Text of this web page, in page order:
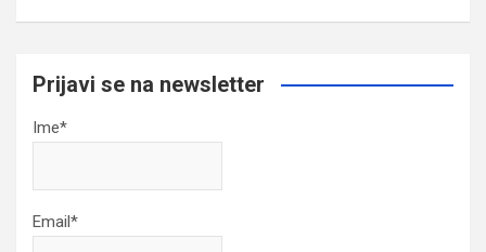
Prijavi se na newsletter
Ime*
Email*